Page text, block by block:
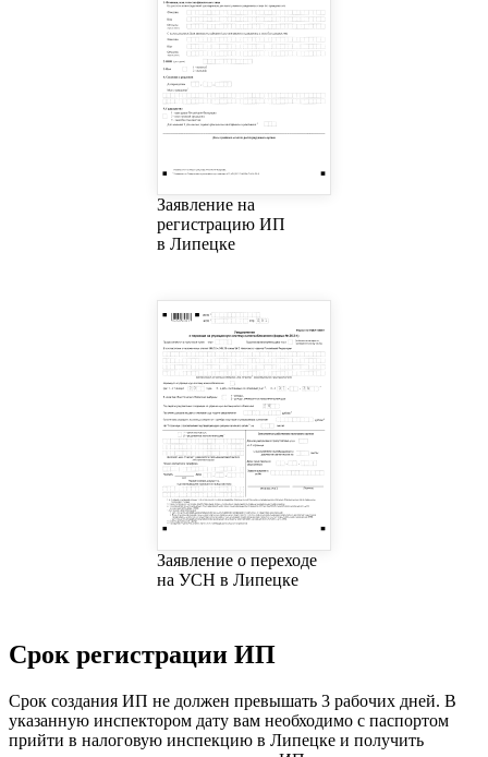
Заявление на
регистрацию ИП
в Липецке
Заявление о переходе
на УСН в Липецке
Срок регистрации ИП
Срок создания ИП не должен превышать 3 рабочих дней. В
указанную инспектором дату вам необходимо с паспортом
прийти в налоговую инспекцию в Липецке и получить